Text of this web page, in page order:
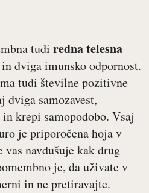
tudi redna telesna
dviga imunsko odpornost.
tudi številne pozitivne
dviga samozavest,
krepi samopodobo. Vsaj
je priporočena hoja v
navdušuje kak drug
je, da uživate v
in ne pretiravajte.